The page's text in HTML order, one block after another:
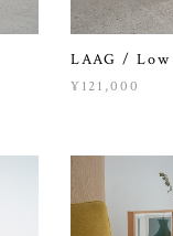
LAAG /
¥121,000